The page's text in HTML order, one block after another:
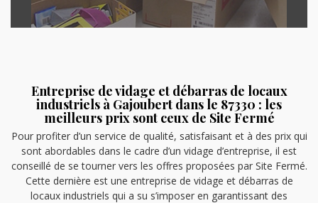
Entreprise de vidage et débarras de locaux
industriels à Gajoubert dans le 87330 : les
meilleurs prix sont ceux de Site Fermé
Pour profiter d’un service de qualité, satisfaisant et à des prix qui
sont abordables dans le cadre d’un vidage d’entreprise, il est
conseillé de se tourner vers les offres proposées par Site Fermé.
Cette dernière est une entreprise de vidage et débarras de
locaux industriels qui a su s’imposer en garantissant des